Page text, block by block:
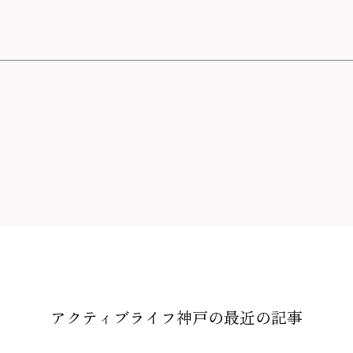
アクティブライフ神戸の最近の記事